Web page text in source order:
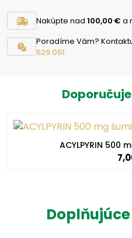
Nakúpte nad 100,00 € a
Poradíme Vám?
529 051
ACYLPYRIN 500